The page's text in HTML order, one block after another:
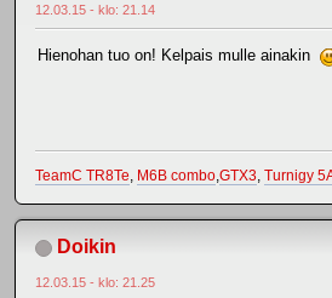
12.03.15 - klo: 21.14
Hienohan tuo on! Kelpais mulle ainakin
TeamC TR8Te, M6B combo,GTX3, Turnigy
Doikin
12.03.15 - klo: 21.25